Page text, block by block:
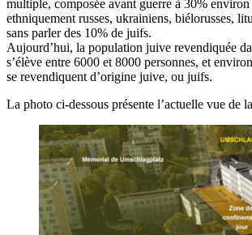
multiple, composée avant guerre à 30%
ethniquement russes, ukrainiens, biélorusses,
sans parler des 10% de juifs.
Aujourd’hui, la population juive revendiquée
s’élève entre 6000 et 8000 personnes, et
se revendiquent d’origine juive, ou juifs.
La photo ci-dessous présente l’actuelle vue de